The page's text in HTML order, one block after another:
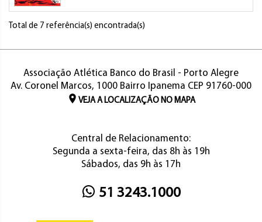
Total de 7 referência(s) encontrada(s)
Associação Atlética Banco do Brasil - Porto Alegre
Av. Coronel Marcos, 1000 Bairro Ipanema CEP 91760-000
VEJA A LOCALIZAÇÃO NO MAPA
Central de Relacionamento:
Segunda a sexta-feira, das 8h às 19h
Sábados, das 9h às 17h
51 3243.1000